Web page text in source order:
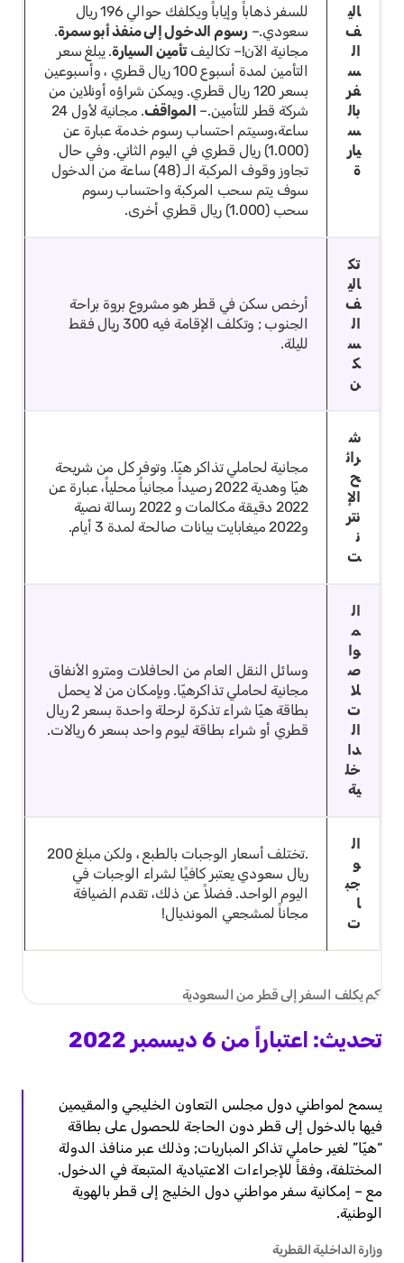
الي
ف
ال
س
فر
بال
س
يار
ة
للسفر ذهاباً وإياباً ويكلفك حوالي 196 ريال
سعودي.–رسوم الدخول إلى منفذ أبو سمرة.
مجانية الآن!– تكاليفتأمين السيارة. يبلغ سعر
التأمين لمدة أسبوع 100 ريال قطري ، وأسبوعين
بسعر 120 ريال قطري. ويمكن شراؤه أونلاين من
شركة قطر للتأمين.– المواقف
. مجانية لأول 24
ساعة،وسيتم احتساب رسوم خدمة عبارة عن
(1.000) ريال قطري في اليوم الثاني. وفي حال
تجاوز وقوف المركبة الـ (48) ساعة من الدخول
سوف يتم سحب المركبة واحتساب رسوم
سحب (1.000) ريال قطري أخرى.
تك
الي
ف
ال
س
ك
ن
أرخص سكن في قطر هو مشروع بروة براحة
الجنوب ; وتكلف الإقامة فيه 300 ريال فقط
لليلة.
ش
رائ
ح
الإ
نتر
ن
ت
مجانية لحاملي تذاكر هيّا. وتوفر كل من شريحة
هيّا وهدية 2022 رصيداً مجانياً محلياً، عبارة عن
2022 دقيقة مكالمات و 2022 رسالة نصية
و2022 ميغابايت بيانات صالحة لمدة 3 أيام.
ال
م
وا
ص
لا
ت
ال
دا
خل
ية
وسائل النقل العام من الحافلات ومترو الأنفاق
مجانية لحاملي تذاكرهيّا. وبإمكان من لا يحمل
بطاقة هيّا شراء تذكرة لرحلة واحدة بسعر 2 ريال
قطري أو شراء بطاقة ليوم واحد بسعر 6 ريالات.
ال
و
جب
ا
ت
.تختلف أسعار الوجبات بالطبع ، ولكن مبلغ 200
ريال سعودي يعتبر كافيًا لشراء الوجبات في
اليوم الواحد. فضلاً عن ذلك، تقدم الضيافة
مجاناً لمشجعي المونديال!
كم يكلف السفر إلى قطر من السعودية
تحديث: اعتباراً من 6 ديسمبر 2022
يسمح لمواطني دول مجلس التعاون الخليجي والمقيمين
فيها بالدخول إلى قطر دون الحاجة للحصول على بطاقة
“هيّا” لغير حاملي تذاكر المباريات; وذلك عبر منافذ الدولة
المختلفة، وفقاً للإجراءات الاعتيادية المتبعة في الدخول.
مع – إمكانية سفر مواطني دول الخليج إلى قطر بالهوية
الوطنية.
وزارة الداخلية القطرية